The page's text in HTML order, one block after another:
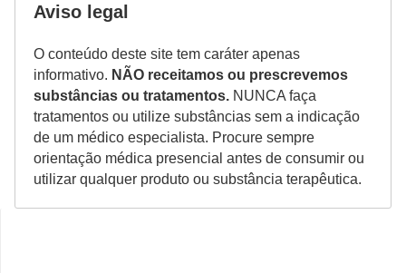
Aviso legal
O conteúdo deste site tem caráter apenas
informativo. NÃO receitamos ou prescrevemos
substâncias ou tratamentos. NUNCA faça
tratamentos ou utilize substâncias sem a indicação
de um médico especialista. Procure sempre
orientação médica presencial antes de consumir ou
utilizar qualquer produto ou substância terapêutica.